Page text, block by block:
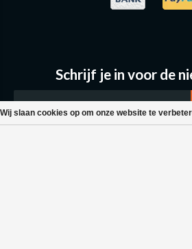
Wij slaan cookies op om onze website te
Schrijf je in voor de